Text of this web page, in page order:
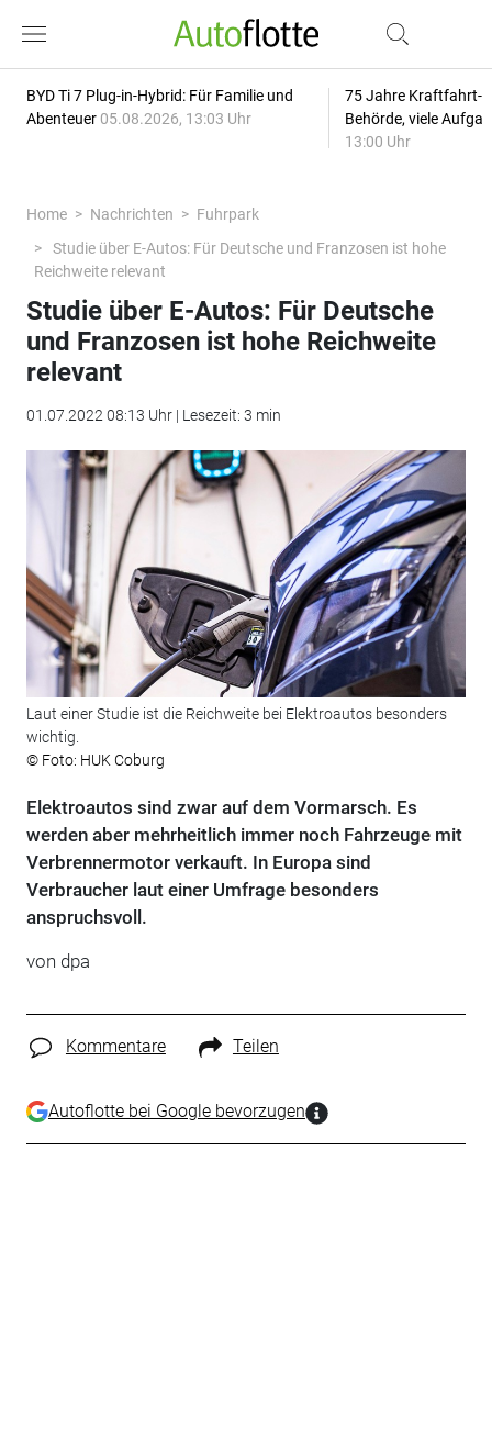
BYD Ti 7 Plug-in-Hybrid: Für Familie und
Abenteuer 05.08.2026, 13:03 Uhr
75 Jahre Kraftfahrt-
Behörde, viele
13:00 Uhr
Home Nachrichten
Fuhrpark
Studie über E-Autos: Für Deutsche und Franzosen ist hohe
Reichweite relevant
Studie über E-Autos: Für Deutsche
und Franzosen ist hohe Reichweite
relevant
01.07.2022 08:13 Uhr | Lesezeit: 3 min
Laut einer Studie ist die Reichweite bei Elektroautos besonders
wichtig.
© Foto: HUK Coburg
Elektroautos sind zwar auf dem Vormarsch. Es
werden aber mehrheitlich immer noch Fahrzeuge mit
Verbrennermotor verkauft. In Europa sind
Verbraucher laut einer Umfrage besonders
anspruchsvoll.
von dpa
Kommentare Teilen
Autoflotte bei Google bevorzugen